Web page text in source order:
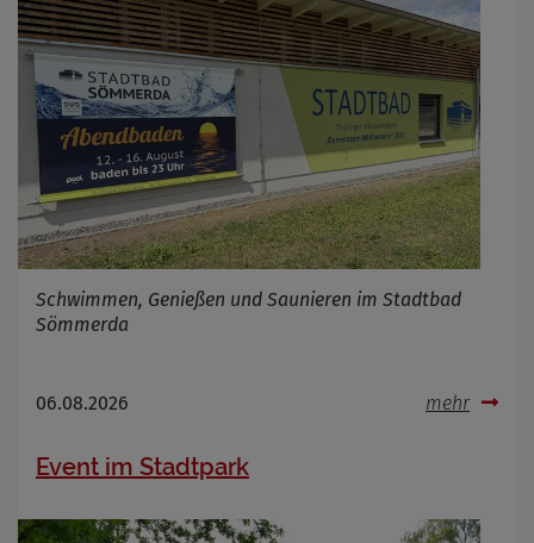
Schwimmen, Genießen und Saunieren im Stadtbad
Sömmerda
06.08.2026 mehr
Event im Stadtpark